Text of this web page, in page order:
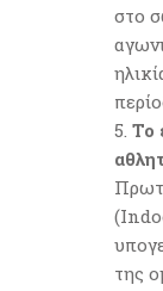
στο
Το
της